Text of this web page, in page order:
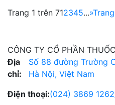
Trang 1 trên 712345...»
CÔNG TY CỔ PHẦN
Địa
chỉ:
Số 88 đường Trường
Hà Nội, Việt Nam
Điện thoại:(024) 3869 1262